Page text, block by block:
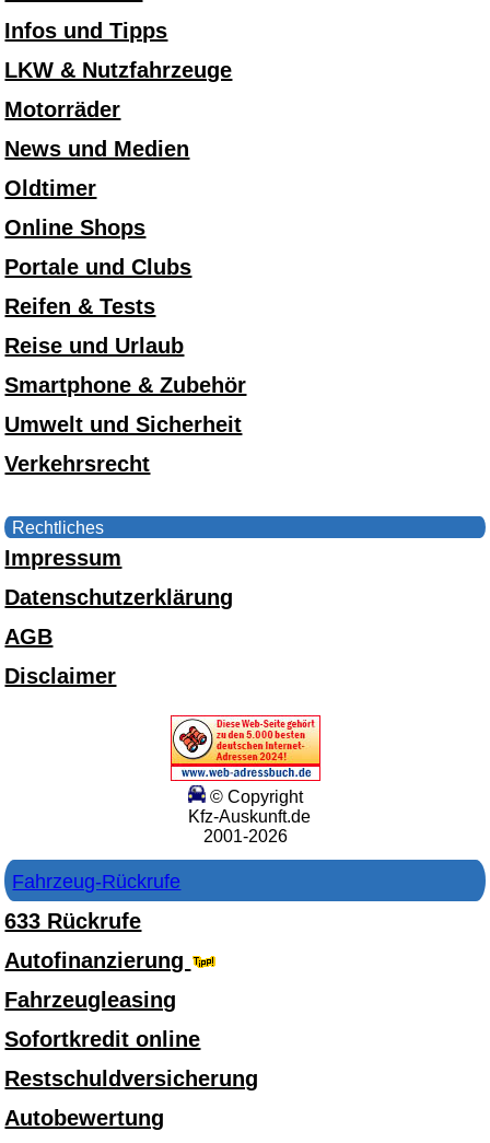
Infos und Tipps
LKW & Nutzfahrzeuge
Motorräder
News und Medien
Oldtimer
Online Shops
Portale und Clubs
Reifen & Tests
Reise und Urlaub
Smartphone & Zubehör
Umwelt und Sicherheit
Verkehrsrecht
Rechtliches
Impressum
Datenschutzerklärung
AGB
Disclaimer
© Copyright
Kfz-Auskunft.de
2001-2026
Fahrzeug-Rückrufe
633 Rückrufe
Autofinanzierung
Fahrzeugleasing
Sofortkredit online
Restschuldversicherung
Autobewertung